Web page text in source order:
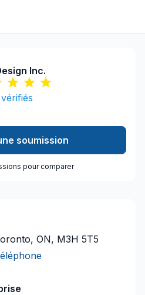
Inc.
soumission
pour comparer
ON, M3H 5T5